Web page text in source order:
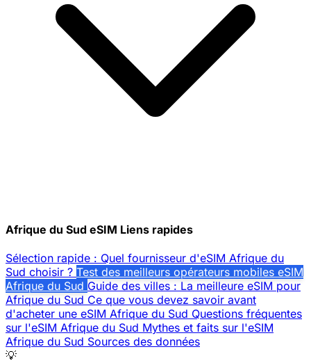
Afrique du Sud eSIM Liens rapides
Sélection rapide : Quel fournisseur d'eSIM Afrique du
Sud choisir ? Test des meilleurs opérateurs mobiles eSIM
Afrique du Sud Guide des villes : La meilleure eSIM pour
Afrique du Sud Ce que vous devez savoir avant
d'acheter une eSIM Afrique du Sud Questions fréquentes
sur l'eSIM Afrique du Sud Mythes et faits sur l'eSIM
Afrique du Sud Sources des données
💡